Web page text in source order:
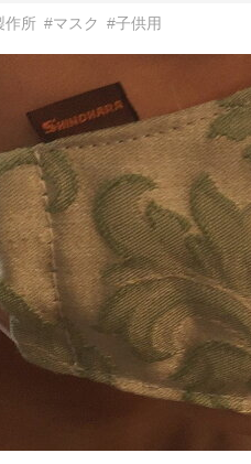
作所 #マスク #子供用